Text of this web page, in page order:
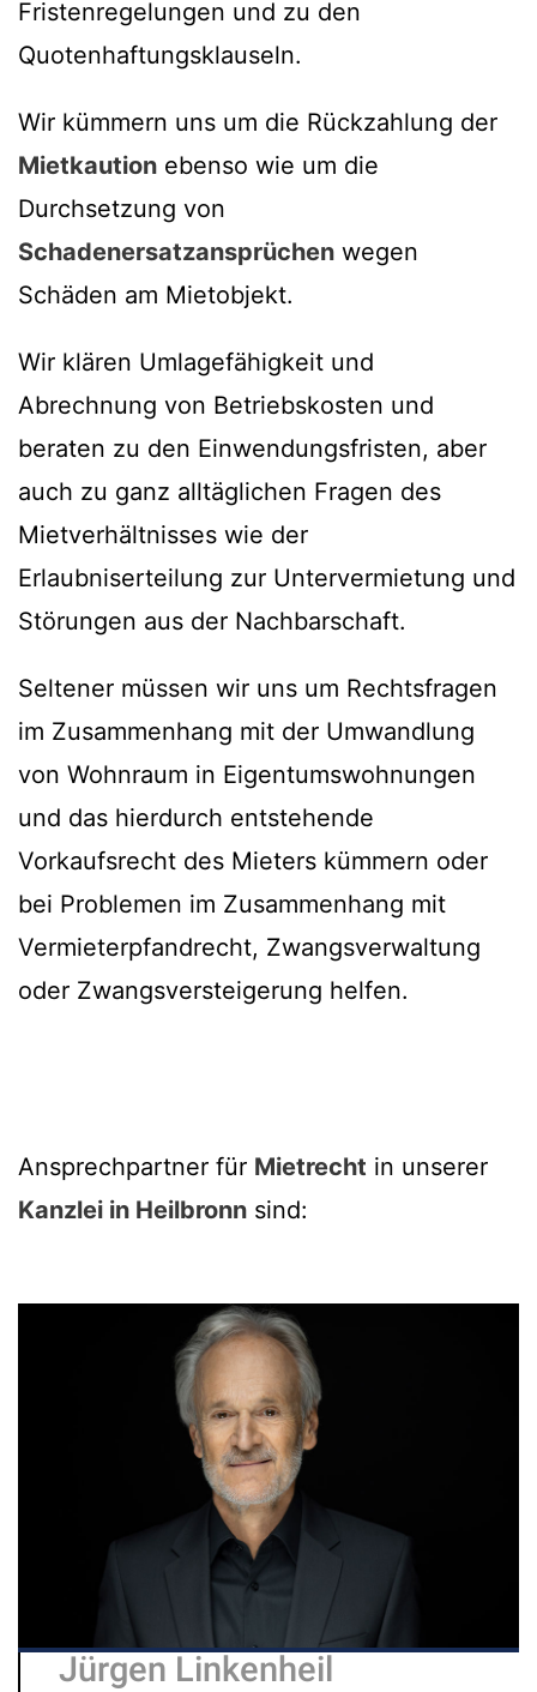
Fristenregelungen und zu den
Quotenhaftungsklauseln.
Wir kümmern uns um die Rückzahlung der
Mietkaution ebenso wie um die
Durchsetzung von
Schadenersatzansprüchen wegen
Schäden am Mietobjekt.
Wir klären Umlagefähigkeit und
Abrechnung von Betriebskosten und
beraten zu den Einwendungsfristen, aber
auch zu ganz alltäglichen Fragen des
Mietverhältnisses wie der
Erlaubniserteilung zur Untervermietung und
Störungen aus der Nachbarschaft.
Seltener müssen wir uns um Rechtsfragen
im Zusammenhang mit der Umwandlung
von Wohnraum in Eigentumswohnungen
und das hierdurch entstehende
Vorkaufsrecht des Mieters kümmern oder
bei Problemen im Zusammenhang mit
Vermieterpfandrecht, Zwangsverwaltung
oder Zwangsversteigerung helfen.
Ansprechpartner für Mietrecht in unserer
Kanzlei in Heilbronn sind:
Jürgen Linkenheil